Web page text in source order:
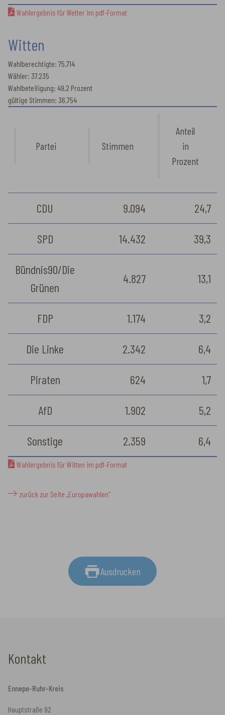
Wahlergebnis für Wetter im pdf-Format
Witten
Wahlberechtigte: 75.714
Wähler: 37.235
Wahlbeteiligung: 49,2 Prozent
gültige Stimmen: 36.754
Partei Stimmen
Anteil
in
Prozent
CDU 9.094 24,7
SPD 14.432 39,3
Bündnis90/Die
Grünen
4.827 13,1
FDP 1.174 3,2
Die Linke 2.342 6,4
Piraten 624 1,7
AfD 1.902 5,2
Sonstige 2.359 6,4
Wahlergebnis für Witten im pdf-Format
zurück zur Seite „Europawahlen”
Ausdrucken
Kontakt
Ennepe-Ruhr-Kreis
Hauptstraße 92